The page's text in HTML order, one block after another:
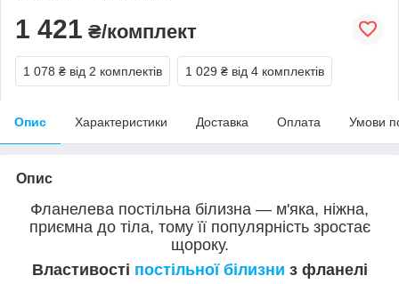
1 421 ₴/комплект
1 078 ₴ від 2 комплектів 1 029 ₴ від 4 комплектів
Опис Характеристики Доставка Оплата Умови
Опис
Фланелева постільна білизна — м'яка, ніжна,
приємна до тіла, тому її популярність зростає
щороку.
Властивості постільної білизни з фланелі